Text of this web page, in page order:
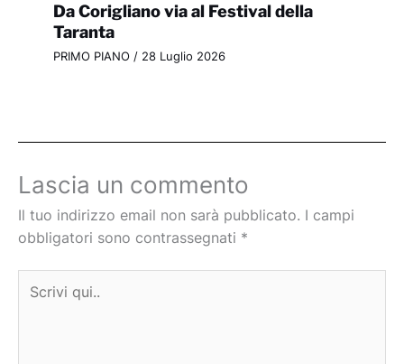
Da Corigliano via al Festival della
Taranta
PRIMO PIANO / 28 Luglio 2026
Lascia un commento
Il tuo indirizzo email non sarà pubblicato. I campi
obbligatori sono contrassegnati *
qui..